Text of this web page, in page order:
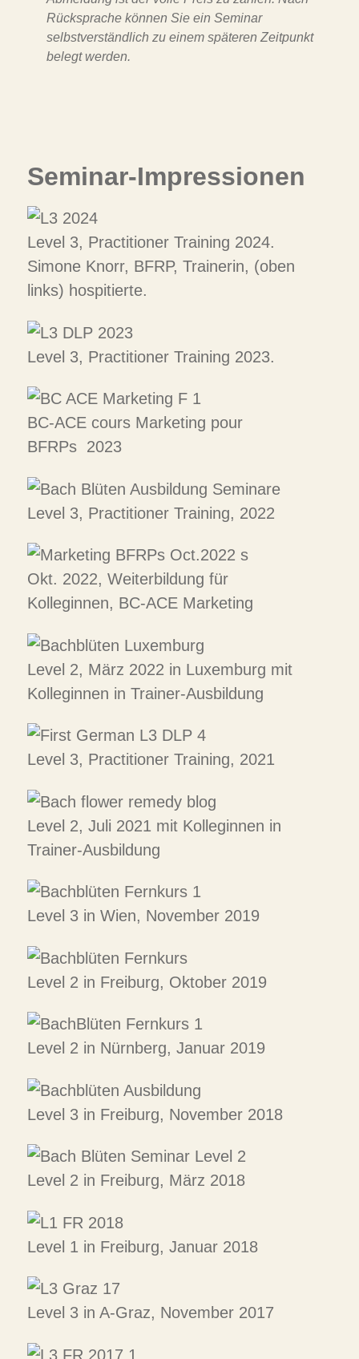
Rücksprache können Sie ein Seminar
selbstverständlich zu einem späteren Zeitpunkt
belegt werden.
Seminar-Impressionen
Level 3, Practitioner Training 2024.
Simone Knorr, BFRP, Trainerin, (oben
links) hospitierte.
Level 3, Practitioner Training 2023.
BC-ACE cours Marketing pour
BFRPs 2023
Level 3, Practitioner Training, 2022
Okt. 2022, Weiterbildung für
Kolleginnen, BC-ACE Marketing
Level 2, März 2022 in Luxemburg mit
Kolleginnen in Trainer-Ausbildung
Level 3, Practitioner Training, 2021
Level 2, Juli 2021 mit Kolleginnen in
Trainer-Ausbildung
Level 3 in Wien, November 2019
Level 2 in Freiburg, Oktober 2019
Level 2 in Nürnberg, Januar 2019
Level 3 in Freiburg, November 2018
Level 2 in Freiburg, März 2018
Level 1 in Freiburg, Januar 2018
Level 3 in A-Graz, November 2017